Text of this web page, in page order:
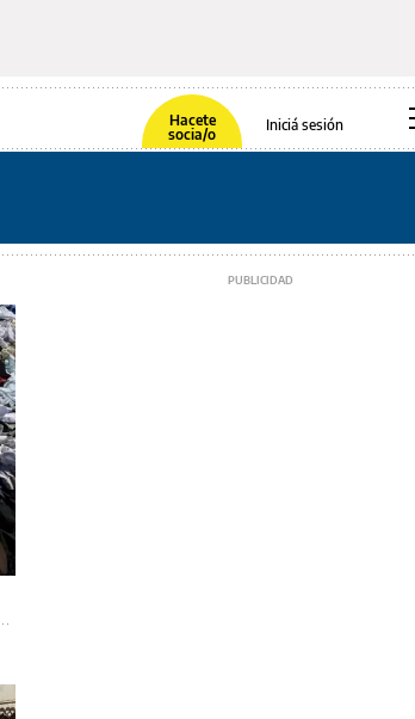
Hacete
socia/o
Iniciá sesión